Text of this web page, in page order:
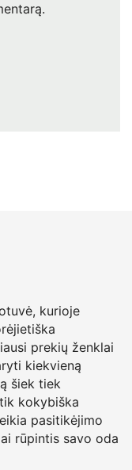
kurioje
prekių ženklai
kiekvieną
šiek tiek
kokybiška
pasitikėjimo
rūpintis savo oda